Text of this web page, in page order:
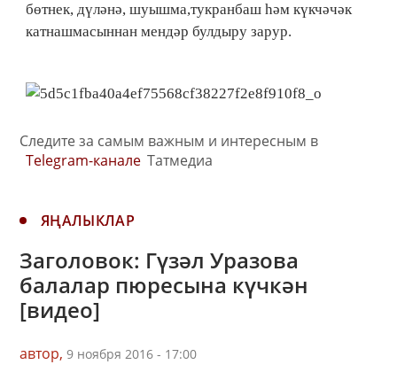
бөтнек, дүләнә, шуышма,тукранбаш һәм күкчәчәк
катнашмасыннан мендәр булдыру зарур.
Следите за самым важным и интересным в
Telegram-канале Татмедиа
ЯҢАЛЫКЛАР
Заголовок: Гүзәл Уразова
балалар пюресына күчкән
[видео]
автор, 9 ноября 2016 - 17:00